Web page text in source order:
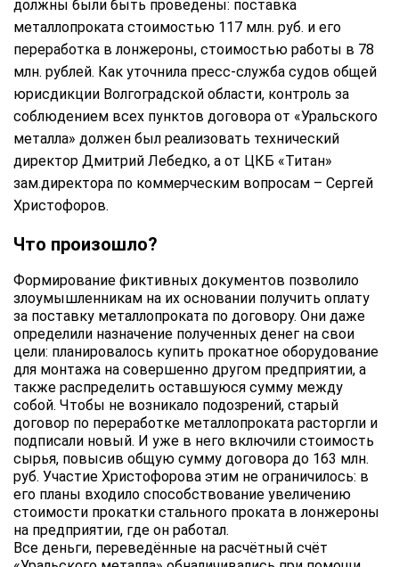
должны были быть проведены: поставка
металлопроката стоимостью 117 млн. руб. и его
переработка в лонжероны, стоимостью работы в 78
млн. рублей. Как уточнила пресс-служба судов общей
юрисдикции Волгоградской области, контроль за
соблюдением всех пунктов договора от «Уральского
металла» должен был реализовать технический
директор Дмитрий Лебедко, а от ЦКБ «Титан»
зам.директора по коммерческим вопросам – Сергей
Христофоров.
Что произошло?
Формирование фиктивных документов позволило
злоумышленникам на их основании получить оплату
за поставку металлопроката по договору. Они даже
определили назначение полученных денег на свои
цели: планировалось купить прокатное оборудование
для монтажа на совершенно другом предприятии, а
также распределить оставшуюся сумму между
собой. Чтобы не возникало подозрений, старый
договор по переработке металлопроката расторгли и
подписали новый. И уже в него включили стоимость
сырья, повысив общую сумму договора до 163 млн.
руб. Участие Христофорова этим не ограничилось: в
его планы входило способствование увеличению
стоимости прокатки стального проката в лонжероны
на предприятии, где он работал.
Все деньги, переведённые на расчётный счёт